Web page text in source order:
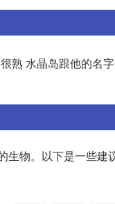
熟 水晶岛跟他的名
物。以下是一些